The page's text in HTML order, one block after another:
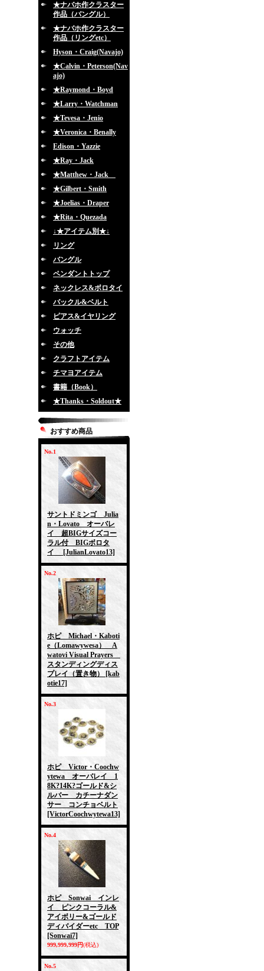
★ナバホ作クラスター
作品（バングル）
★ナバホ作クラスター
作品（リングetc）
Hyson・Craig(Navajo)
★Calvin・Peterson(Nav
ajo)
★Raymond・Boyd
★Larry・Watchman
★Tevesa・Jenio
★Veronica・Benally
Edison・Yazzie
★Ray・Jack
★Matthew・Jack
★Gilbert・Smith
★Joelias・Draper
★Rita・Quezada
↓★アイテム別★↓
リング
バングル
ペンダントトップ
ネックレス&ボロタイ
バックル&ベルト
ピアス&イヤリング
ウォッチ
その他
クラフトアイテム
チマヨアイテム
書籍（Book）
★Thanks・Soldout★
おすすめ商品
No.1
サントドミンゴ Julia
n・Lovato オーバレ
イ 超BIGサイズコー
ラル付 BIGボロタ
イ
[JulianLovato13]
No.2
ホピ Michael・Kaboti
e（Lomawywesa） A
watovi Visual Prayers
スタンディングディス
プレイ（置き物）
[kab
otie17]
No.3
ホピ Victor・Coochw
ytewa オーバレイ 1
8K?14K?ゴールド&シ
ルバー カチーナダン
サー コンチョベルト
[VictorCoochwytewa13]
No.4
ホピ Sonwai インレ
イ ピンクコーラル&
アイボリー&ゴールド
ディバイダーetc TOP
[Sonwai7]
999,999,999円(税込)
No.5